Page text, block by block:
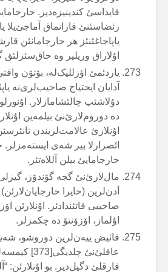
فایداسئ کندینیزەدیر.
رئضاسئنئ قازانماق آماجئ‌یلا
یاپاجاغئنئز هر حارجامانئن
اۇلاراق وریلیر وە
یاردئمئ اؤزللیک‌لە، بۆتۆن
آدایان ایحتیاج صاحیب‌لری‌نە
دۇلاشئپ چالئشامازلار.
دە دوروم‌لارئ‌نئ بیلمەین
اۇنلارئ عالامت‌لریندن
ائصرارلا بیر شەی ایستەمزلر.
حارجامایئ بیلن آللاەتئر.
مال‌لارئ‌نئ گجە گۆندۆز،
أدن‌لرین (حایرا
صاحیبی قاتئندادئر. اۇنلارئن
اۇلماز، اۆزۆنتۆ دە چکمزلر.
فائیض ییەن‌لرین دوروشو،
عاقلئ‌نئ
فارقلئ دگیل‌دیر. بو اۇنلارئن: